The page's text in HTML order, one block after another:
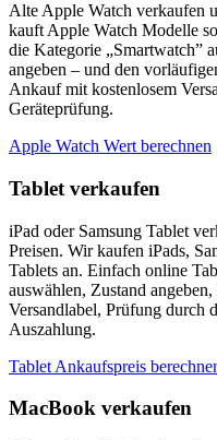
Alte Apple Watch verkaufen
kauft Apple Watch Modelle
die Kategorie „Smartwatch”
angeben – und den
Ankauf mit kostenlosem
Geräteprüfung.
Apple Watch Wert berechnen
Tablet verkaufen
iPad oder Samsung Tablet
Preisen. Wir kaufen iPads,
Tablets an. Einfach online
auswählen, Zustand
Versandlabel, Prüfung durch
Auszahlung.
Tablet Ankaufspreis
MacBook verkaufen